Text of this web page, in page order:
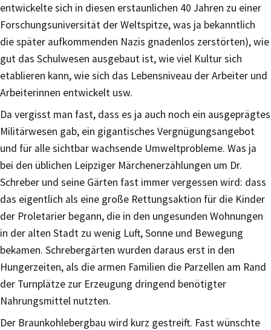
entwickelte sich in diesen erstaunlichen 40 Jahren zu einer
Forschungsuniversität der Weltspitze, was ja bekanntlich
die später aufkommenden Nazis gnadenlos zerstörten), wie
gut das Schulwesen ausgebaut ist, wie viel Kultur sich
etablieren kann, wie sich das Lebensniveau der Arbeiter und
Arbeiterinnen entwickelt usw.
Da vergisst man fast, dass es ja auch noch ein ausgeprägtes
Militärwesen gab, ein gigantisches Vergnügungsangebot
und für alle sichtbar wachsende Umweltprobleme. Was ja
bei den üblichen Leipziger Märchenerzählungen um Dr.
Schreber und seine Gärten fast immer vergessen wird: dass
das eigentlich als eine große Rettungsaktion für die Kinder
der Proletarier begann, die in den ungesunden Wohnungen
in der alten Stadt zu wenig Luft, Sonne und Bewegung
bekamen. Schrebergärten wurden daraus erst in den
Hungerzeiten, als die armen Familien die Parzellen am Rand
der Turnplätze zur Erzeugung dringend benötigter
Nahrungsmittel nutzten.
Der Braunkohlebergbau wird kurz gestreift. Fast wünschte